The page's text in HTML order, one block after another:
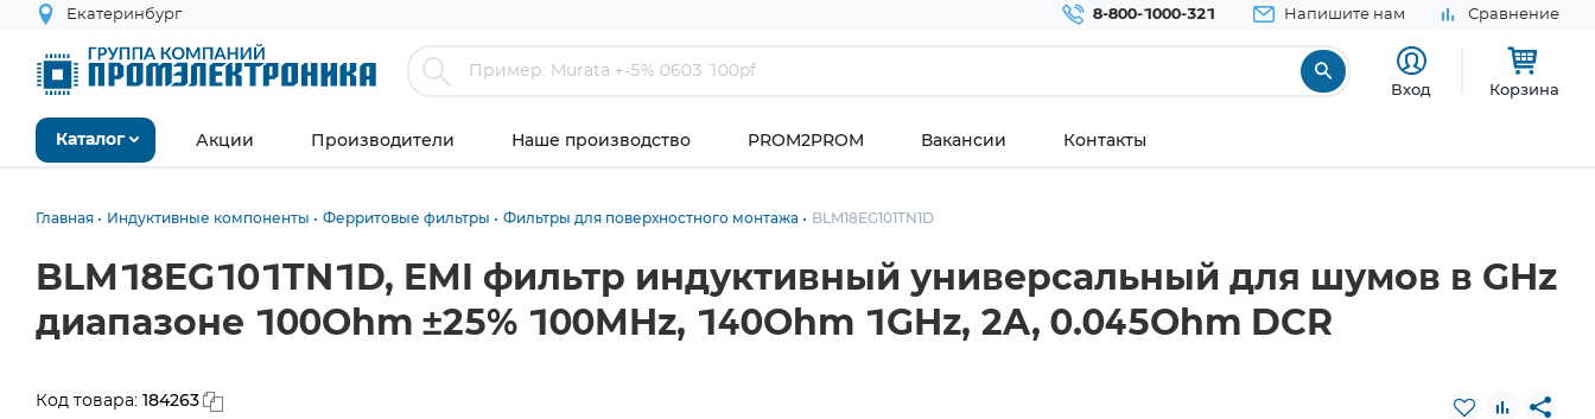
Екатеринбург 8-800-1000-321 Напишите нам Сравнение
Вход Корзина
Каталог Акции Производители Наше производство PROM2PROM Вакансии Контакты
Главная Индуктивные компоненты Ферритовые фильтры Фильтры для поверхностного монтажа BLM18EG101TN1D
BLM18EG101TN1D, EMI фильтр индуктивный универсальный для шумов в GHz
диапазоне 100Ohm ±25% 100MHz, 140Ohm 1GHz, 2A, 0.045Ohm DCR
Код товара: 184263